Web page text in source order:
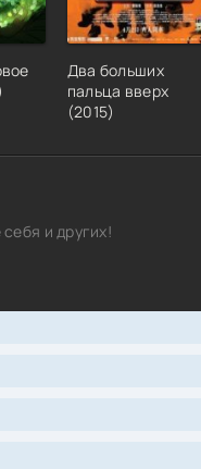
Два больших
пальца вверх
(2015)
и других!